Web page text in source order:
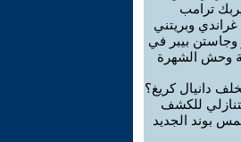
ترامب
غراندي وبريتني
وجاستن بيبر في
وحش الشهرة
دانيال كريغ؟
للكشف
بوند الجديد